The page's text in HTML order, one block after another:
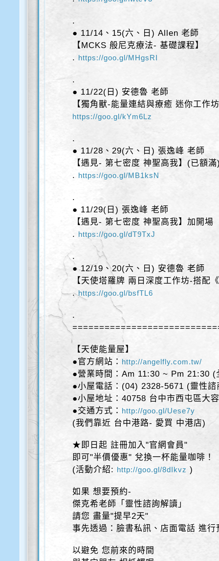
.
● 11/14、15(六、日) Allen 老師
【MCKS 般尼克療法- 基礎課程】
. https://goo.gl/MHgsRI
.
● 11/22(日) 安德魯 老師
【獨角獸-能量連結與療癒 迷你工作
https://goo.gl/kYm6Lz
.
● 11/28、29(六、日) 張逸峰 老師
【遇見- 第七密度 神聖高我】(已額
. https://goo.gl/MB1ksN
.
● 11/29(日) 張逸峰 老師
【遇見- 第七密度 神聖高我】加開場
. https://goo.gl/dT9TxJ
.
● 12/19、20(六、日) 安德魯 老師
【天使塔羅牌 兩日深度工作坊-搭配
.https://goo.gl/bsfTL6
.
【天使能量屋】
●官方網站： http://angelfly.com.tw/
●營業時間：Am 11:30 ~ Pm 21:30 (
●小屋電話：(04) 2328-5671 (靈性
●小屋地址：40758 台中市西屯區大
●交通方式： http://goo.gl/Uese7y
(我們靠近 台中港路- 愛買 中港店)
★即日起 註冊加入"官網會員"
即可"半價優惠" 兌換一杯能量咖啡！
(活動介紹: http://goo.gl/8dIkvz )
如果 想要預約-
傑克希老師「靈性諮詢解讀」
請您 盡量"提早2天"
事先透過：臉書私訊、店面電話 進行
以避免 您前來的時間